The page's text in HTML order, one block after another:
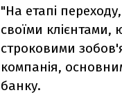
"На етапі
своїми
строковими
компанія,
банку.